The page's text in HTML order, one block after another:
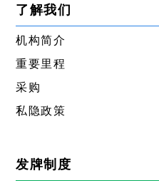
了解我们
机构简介
重要里程
采购
私隐政策
发牌制度